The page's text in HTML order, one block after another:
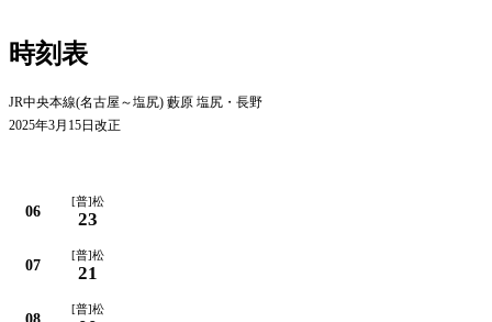
時刻表
JR中央本線(名古屋～塩尻) 藪原 塩尻・長野
2025年3月15日改正
06
[普]松
23
07
[普]松
21
[普]松